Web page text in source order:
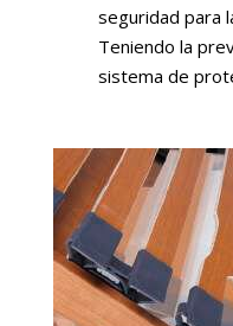
seguridad para
Teniendo la
sistema de